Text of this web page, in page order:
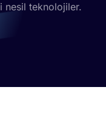
nesil teknolojiler.